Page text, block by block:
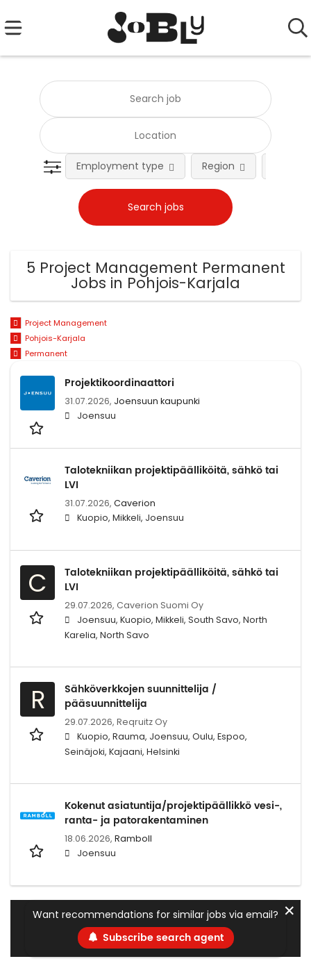
Employment type Region
5 Project Management Permanent
Jobs in Pohjois-Karjala
Project Management
Pohjois-Karjala
Permanent
Projektikoordinaattori
31.07.2026, Joensuun kaupunki
Joensuu
Talotekniikan projektipäälliköitä, sähkö tai
LVI
31.07.2026, Caverion
Kuopio, Mikkeli, Joensuu
C
Talotekniikan projektipäälliköitä, sähkö tai
LVI
29.07.2026, Caverion Suomi Oy
Joensuu, Kuopio, Mikkeli, South Savo, North
Karelia, North Savo
R
Sähköverkkojen suunnittelija /
pääsuunnittelija
29.07.2026, Reqruitz Oy
Kuopio, Rauma, Joensuu, Oulu, Espoo,
Seinäjoki, Kajaani, Helsinki
Kokenut asiatuntija/projektipäällikkö vesi-,
ranta- ja patorakentaminen
18.06.2026, Ramboll
Joensuu
Want recommendations for similar jobs via email?
Subscribe search agent
✕